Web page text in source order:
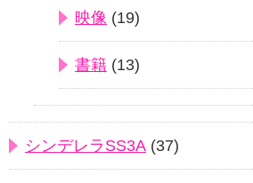
映像 (19)
書籍 (13)
シンデレラSS3A (37)